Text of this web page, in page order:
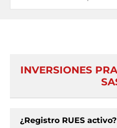
INVERSIONES
¿Registro RUES activo?